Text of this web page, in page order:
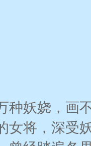
种妖娆，画
女将，深受